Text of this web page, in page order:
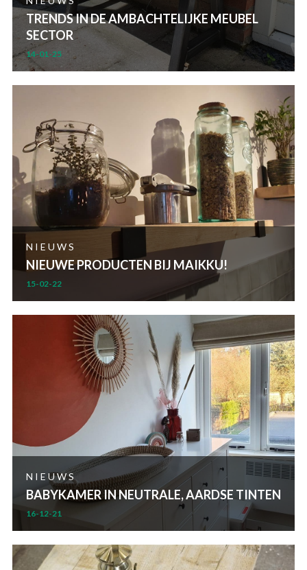
TRENDS IN DE AMBACHTELIJKE MEUBEL
SECTOR
14-01-25
NIEUWS
NIEUWE PRODUCTEN BIJ MAIKKU!
15-02-22
NIEUWS
BABYKAMER IN NEUTRALE, AARDSE TINTEN
16-12-21